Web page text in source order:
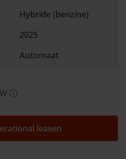
Hybride (benzine)
2025
Automaat
ⓘ
leasen